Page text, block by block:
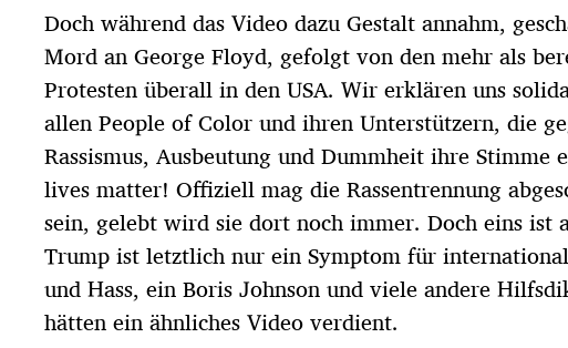
Doch während das Video dazu Gestalt annahm,
Mord an George Floyd, gefolgt von den mehr als
Protesten überall in den USA. Wir erklären uns
allen People of Color und ihren Unterstützern, die
Rassismus, Ausbeutung und Dummheit ihre Stimme
lives matter! Offiziell mag die Rassentrennung
sein, gelebt wird sie dort noch immer. Doch eins ist
Trump ist letztlich nur ein Symptom für
und Hass, ein Boris Johnson und viele andere
hätten ein ähnliches Video verdient.